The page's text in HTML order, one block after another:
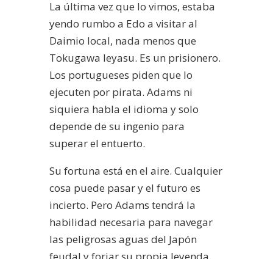
La última vez que lo vimos, estaba
yendo rumbo a Edo a visitar al
Daimio local, nada menos que
Tokugawa Ieyasu. Es un prisionero.
Los portugueses piden que lo
ejecuten por pirata. Adams ni
siquiera habla el idioma y solo
depende de su ingenio para
superar el entuerto.
Su fortuna está en el aire. Cualquier
cosa puede pasar y el futuro es
incierto. Pero Adams tendrá la
habilidad necesaria para navegar
las peligrosas aguas del Japón